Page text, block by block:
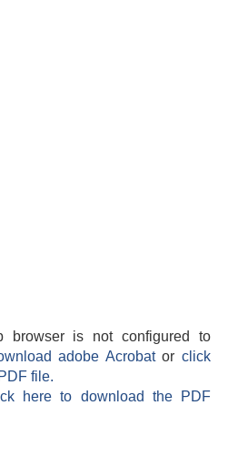
browser is not configured to
adobe Acrobatorclick
file.
here to download the PDF